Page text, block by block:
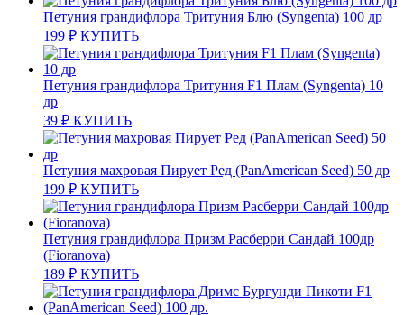
Петуния грандифлора Тритуния Блю (Syngenta) 100 др
199 ₽ КУПИТЬ
Петуния грандифлора Тритуния F1 Плам (Syngenta) 10
др
39 ₽ КУПИТЬ
Петуния махровая Пирует Ред (PanAmerican Seed) 50 др
199 ₽ КУПИТЬ
Петуния грандифлора Призм Расберри Сандай 100др
(Fioranova)
189 ₽ КУПИТЬ